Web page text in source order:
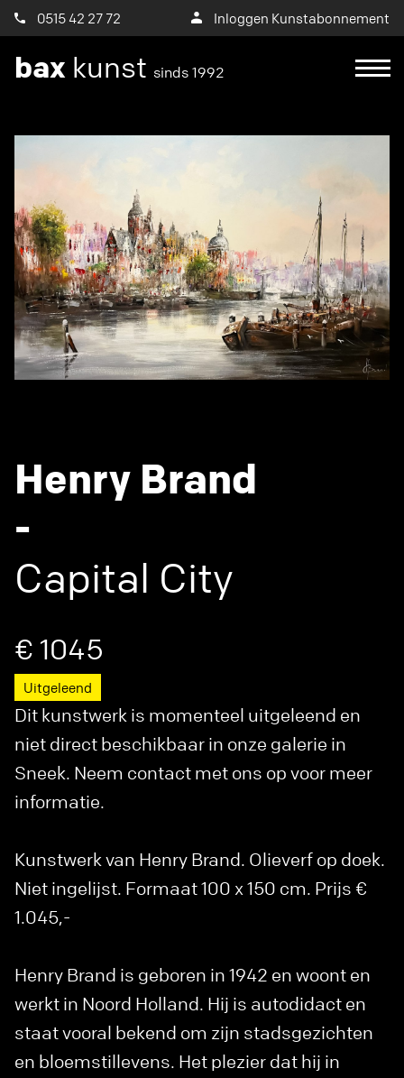
0515 42 27 72 Inloggen Kunstabonnement
bax kunst sinds 1992
Henry Brand
-
Capital City
€ 1045
Uitgeleend
Dit kunstwerk is momenteel uitgeleend en
niet direct beschikbaar in onze galerie in
Sneek. Neem contact met ons op voor meer
informatie.
Kunstwerk van Henry Brand. Olieverf op doek.
Niet ingelijst. Formaat 100 x 150 cm. Prijs €
1.045,-
Henry Brand is geboren in 1942 en woont en
werkt in Noord Holland. Hij is autodidact en
staat vooral bekend om zijn stadsgezichten
en bloemstillevens. Het plezier dat hij in